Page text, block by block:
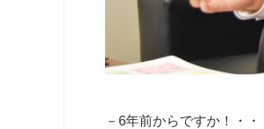
－6年前からですか！・